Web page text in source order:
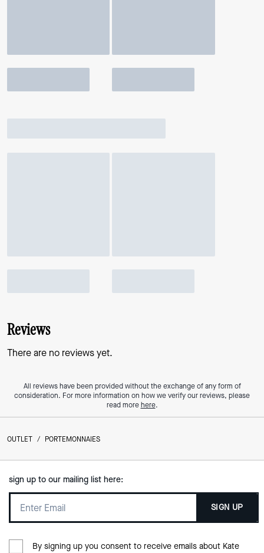
Reviews
There are no reviews yet.
All reviews have been provided without the exchange of any form of
consideration. For more information on how we verify our reviews, please
read morehere.
OUTLET / PORTEMONNAIES
sign up to our mailing list here:
SIGN UP
By signing up you consent to receive emails about Kate